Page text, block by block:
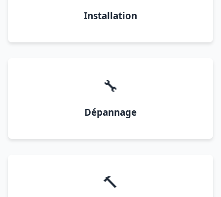
Installation
🔧
Dépannage
🔨